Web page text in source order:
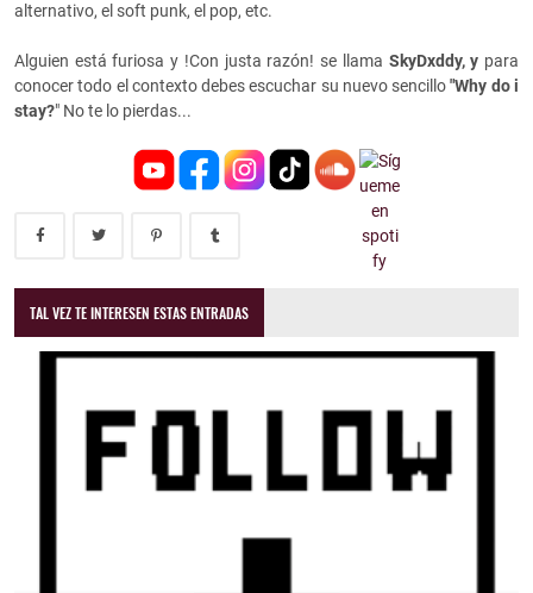
alternativo, el soft punk, el pop, etc.
Alguien está furiosa y !Con justa razón! se llama SkyDxddy, y para
conocer todo el contexto debes escuchar su nuevo sencillo"Why do i
stay?" No te lo pierdas...
TAL VEZ TE INTERESEN ESTAS ENTRADAS